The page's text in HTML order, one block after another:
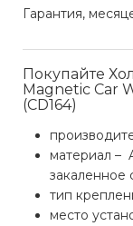
Гарантия,
Покупайте
Magnetic Car
(CD164)
материал –
закаленное
тип
место